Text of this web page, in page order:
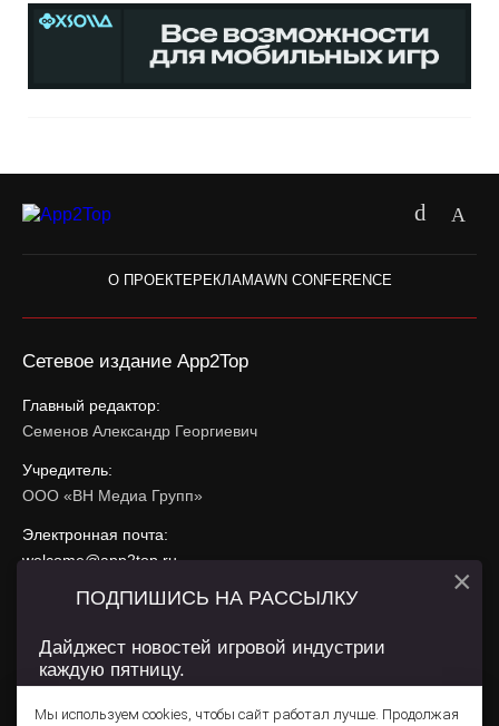
О ПРОЕКТЕРЕКЛАМАWN CONFERENCE
Сетевое издание App2Top
Главный редактор:
Семенов Александр Георгиевич
Учредитель:
ООО «ВН Медиа Групп»
Электронная почта:
welcome@app2top.ru
При использовании материалов активная ссылка на
Сайт использует IP адреса, cookie, данные геолокации
использования содержатся вПолитике конфиденциальностии
Мы используем cookies, чтобы сайт работал лучше. Продолжая
ПОДПИШИСЬ НА РАССЫЛКУ
Дайджест новостей игровой индустрии
каждую пятницу.
×